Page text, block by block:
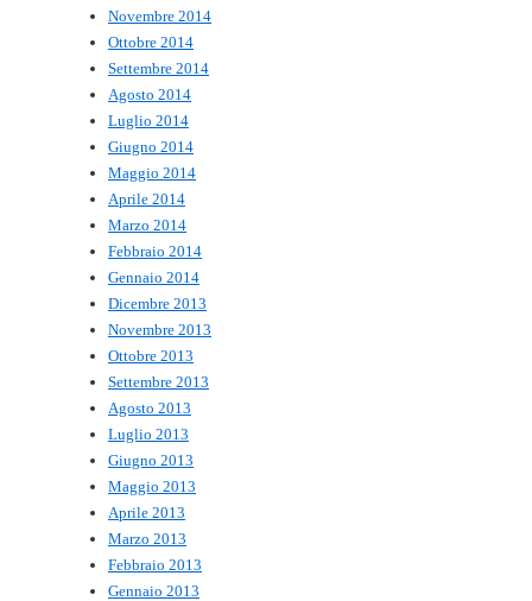
Novembre 2014
Ottobre 2014
Settembre 2014
Agosto 2014
Luglio 2014
Giugno 2014
Maggio 2014
Aprile 2014
Marzo 2014
Febbraio 2014
Gennaio 2014
Dicembre 2013
Novembre 2013
Ottobre 2013
Settembre 2013
Agosto 2013
Luglio 2013
Giugno 2013
Maggio 2013
Aprile 2013
Marzo 2013
Febbraio 2013
Gennaio 2013